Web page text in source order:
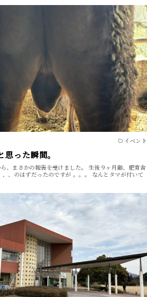
イベント
った瞬間。
、まさかの報告を受けました。 生後９ヶ月齢、肥育舎
、のはずだったのですが 。。。 なんとタマが付いて